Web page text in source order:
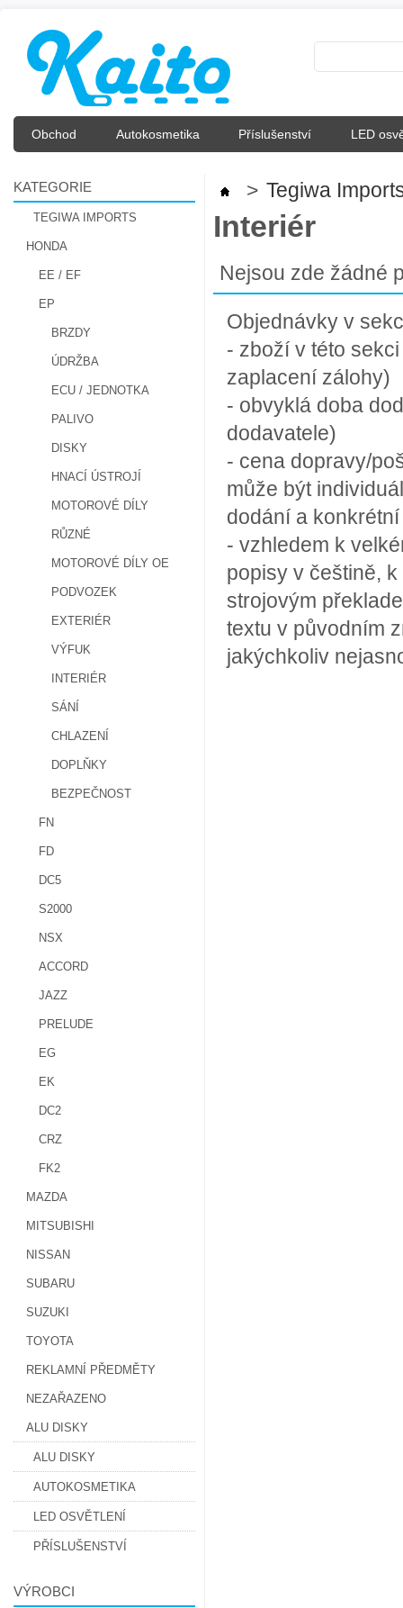
Obchod Autokosmetika Příslušenství LED
KATEGORIE
TEGIWA IMPORTS
HONDA
EE / EF
EP
BRZDY
ÚDRŽBA
ECU / JEDNOTKA
PALIVO
DISKY
HNACÍ ÚSTROJÍ
MOTOROVÉ DÍLY
RŮZNÉ
MOTOROVÉ DÍLY OE
PODVOZEK
EXTERIÉR
VÝFUK
INTERIÉR
SÁNÍ
CHLAZENÍ
DOPLŇKY
BEZPEČNOST
FN
FD
DC5
S2000
NSX
ACCORD
JAZZ
PRELUDE
EG
EK
DC2
CRZ
FK2
MAZDA
MITSUBISHI
NISSAN
SUBARU
SUZUKI
TOYOTA
REKLAMNÍ PŘEDMĚTY
NEZAŘAZENO
ALU DISKY
ALU DISKY
AUTOKOSMETIKA
LED OSVĚTLENÍ
PŘÍSLUŠENSTVÍ
VÝROBCI
> Tegiwa
Interiér
Nejsou zde žádné
Objednávky v
- zboží v této
zaplacení zálohy)
- obvyklá doba
dodavatele)
- cena dopravy/
může být
dodání a
- vzhledem k
popisy v češtině,
strojovým
textu v původním
jakýchkoliv